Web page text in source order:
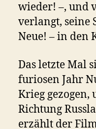
wieder! –, und
verlangt, seine
Neue! – in den
Das letzte Mal
furiosen Jahr
Krieg
Richtung
erzählt der